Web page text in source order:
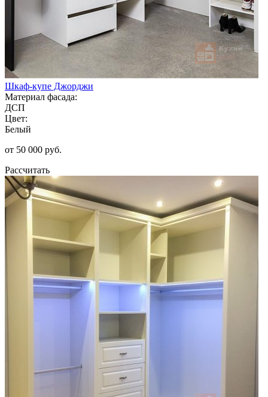
Шкаф-купе Джорджи
Материал фасада:
ДСП
Цвет:
Белый
от 50 000 руб.
Рассчитать